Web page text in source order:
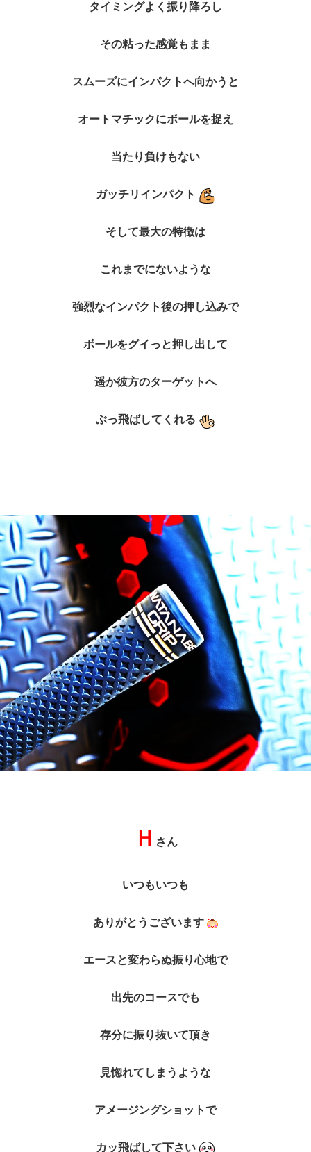
タイミングよく振り降ろし
その粘った感覚もまま
スムーズにインパクトへ向かうと
オートマチックにボールを捉え
当たり負けもない
ガッチリインパクト
そして最大の特徴は
これまでにないような
強烈なインパクト後の押し込みで
ボールをグイっと押し出して
遥か彼方のターゲットへ
ぶっ飛ばしてくれる
Ｈ さん
いつもいつも
ありがとうございます
エースと変わらぬ振り心地で
出先のコースでも
存分に振り抜いて頂き
見惚れてしまうような
アメージングショットで
カッ飛ばして下さい